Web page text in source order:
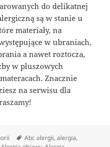
do delikatnej
są w stanie u
materiały, na
w ubraniach,
a nawet roztocza,
w pluszowych
Znacznie
na serwisu dla
Tagi
Abc alergii,alergia,